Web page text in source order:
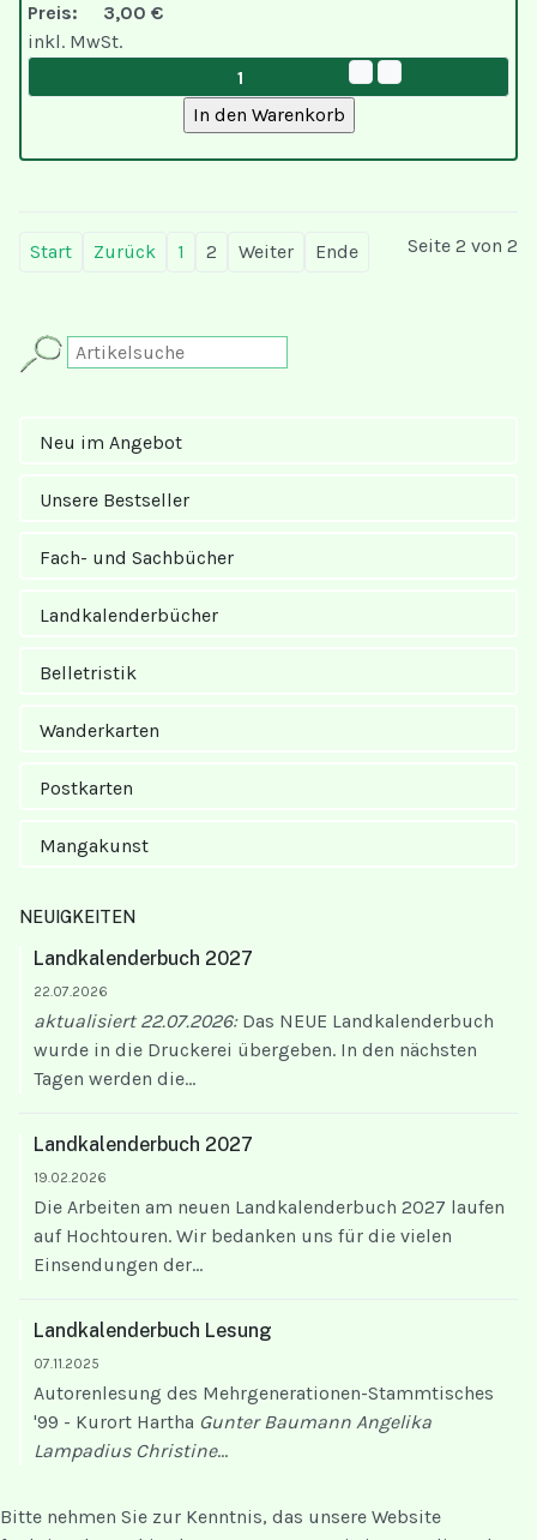
Preis:
3,00 €
inkl. MwSt.
Start Zurück 1 2 Weiter Ende Seite 2 von 2
Neu im Angebot
Unsere Bestseller
Fach- und Sachbücher
Landkalender­bücher
Belletristik
Wanderkarten
Postkarten
Mangakunst
NEUIGKEITEN
Landkalenderbuch 2027
22.07.2026
aktualisiert 22.07.2026:Das NEUE Landkalenderbuch
wurde in die Druckerei übergeben. In den nächsten
Tagen werden die...
Landkalenderbuch 2027
19.02.2026
Die Arbeiten am neuen Landkalenderbuch 2027 laufen
auf Hochtouren. Wir bedanken uns für die vielen
Einsendungen der...
Landkalenderbuch Lesung
07.11.2025
Autorenlesung des Mehrgenerationen-Stammtisches
'99 - Kurort Hartha Gunter Baumann Angelika
Lampadius Christine...
Bitte nehmen Sie zur Kenntnis, das unsere Website